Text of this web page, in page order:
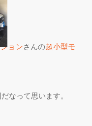
ョンさんの超小型モ
なって思います。